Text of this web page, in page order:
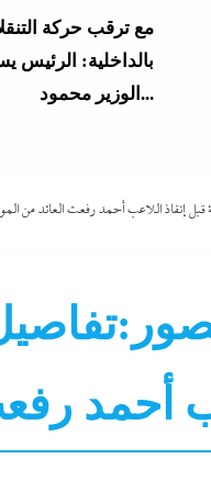
مع ترقب حركة
بالداخلية: الرئيس
الوزير محمود...
شيرين تحطم أرقام...
كل الملفات التى
ونتنياهو الثلاثاء
قبل إنقاذ اللاعب أحمد رفعت العائد من
أحمدتليفزيون جاءنا الآن
كرة قدم مصرية نشرة